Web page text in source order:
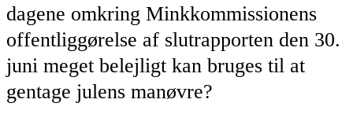
dagene omkring Minkkommissionens
offentliggørelse af slutrapporten den 30.
juni meget belejligt kan bruges til at
gentage julens manøvre?